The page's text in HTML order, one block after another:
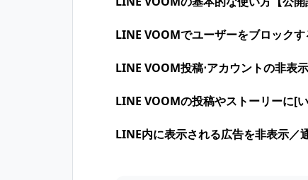
LINE VOOMでユーザーをブロック
LINE VOOM投稿⋅アカウントの非表
LINE VOOMの投稿やストーリーに[
LINE内に表示される広告を非表示／